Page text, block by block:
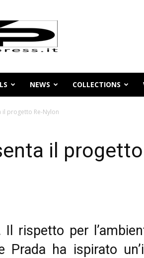
NEWS COLLECTIONS
il progetto Re-Nylon
il
Il rispetto per
Prada ha ispirato